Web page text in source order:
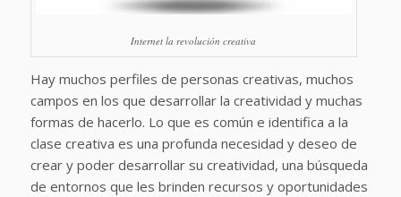
Internet la revolución creativa
Hay muchos perfiles de personas creativas, muchos
campos en los que desarrollar la creatividad y muchas
formas de hacerlo. Lo que es común e identifica a la
clase creativa es una profunda necesidad y deseo de
crear y poder desarrollar su creatividad, una búsqueda
de entornos que les brinden recursos y oportunidades